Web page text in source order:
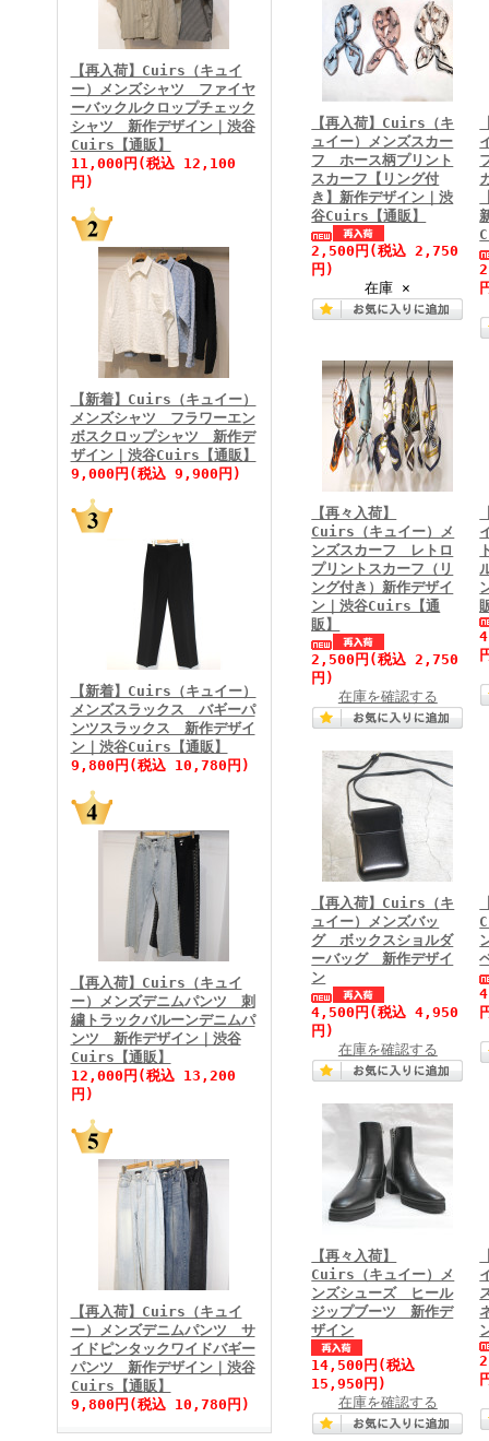
FINEBOYS2026年6月号
FINEBOYS2026年5月号
FINEBOYS2026年4月号
FINEBOYS2026年3月号
FINEBOYS2026年2月号
FINEBOYS2026年1月号
FINEBOYS2025年11月号
【再入荷】Cuirs（キュイ
ー）メンズシャツ ファイヤ
ーバックルクロップチェック
シャツ 新作デザイン｜渋谷
Cuirs【通販】
11,000円(税込 12,100
円)
【新着】Cuirs（キュイー）
メンズシャツ フラワーエン
ボスクロップシャツ 新作デ
ザイン｜渋谷Cuirs【通販】
9,000円(税込 9,900円)
【新着】Cuirs（キュイー）
メンズスラックス バギーパ
ンツスラックス 新作デザイ
ン｜渋谷Cuirs【通販】
9,800円(税込 10,780円)
【再入荷】Cuirs（キュイ
ー）メンズデニムパンツ 刺
繍トラックバルーンデニムパ
ンツ 新作デザイン｜渋谷
Cuirs【通販】
12,000円(税込 13,200
円)
【再入荷】Cuirs（キュイ
ー）メンズデニムパンツ サ
イドピンタックワイドバギー
パンツ 新作デザイン｜渋谷
Cuirs【通販】
9,800円(税込 10,780円)
【再入荷】Cuirs（キ
ュイー）メンズスカー
フ ホース柄プリント
スカーフ【リング付
き】新作デザイン｜渋
谷Cuirs【通販】
2,500円 (税込 2,750
円)
在庫 ×
【再々入荷】
Cuirs（キュイー）メ
ンズスカーフ レトロ
プリントスカーフ（リ
ング付き）新作デザイ
ン｜渋谷Cuirs【通
販】
2,500円 (税込 2,750
円)
在庫を確認する
【再入荷】Cuirs（キ
ュイー）メンズバッ
グ ボックスショルダ
ーバッグ 新作デザイ
ン
4,500円 (税込 4,950
円)
在庫を確認する
【再々入荷】
Cuirs（キュイー）メ
ンズシューズ ヒール
ジップブーツ 新作デ
ザイン
14,500円 (税込
15,950円)
在庫を確認する